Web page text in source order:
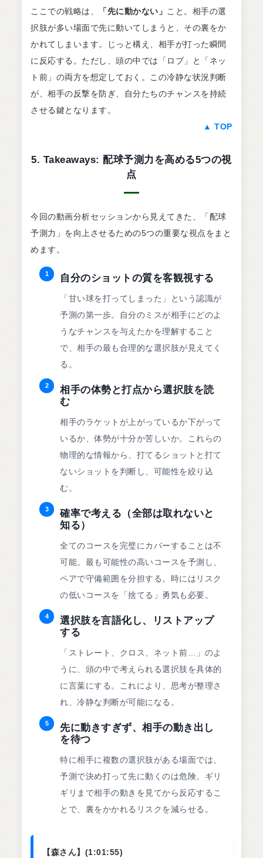
ここでの戦略は、 「先に動かない」 こと。相手の選
択肢が多い場面で先に動いてしまうと、その裏をか
かれてしまいます。じっと構え、相手が打った瞬間
に反応する。ただし、頭の中では「ロブ」と「ネッ
ト前」の両方を想定しておく。この冷静な状況判断
が、相手の反撃を防ぎ、自分たちのチャンスを持続
させる鍵となります。
▲ TOP
5. Takeaways: 配球予測力を高める5つの視
点
今回の動画分析セッションから見えてきた、「配球
予測力」を向上させるための5つの重要な視点をまと
めます。
1 自分のショットの質を客観視する
「甘い球を打ってしまった」という認識が
予測の第一歩。自分のミスが相手にどのよ
うなチャンスを与えたかを理解すること
で、相手の最も合理的な選択肢が見えてく
る。
2
相手の体勢と打点から選択肢を読
む
相手のラケットが上がっているか下がって
いるか、体勢が十分か苦しいか。これらの
物理的な情報から、打てるショットと打て
ないショットを判断し、可能性を絞り込
む。
3
確率で考える（全部は取れないと
知る）
全てのコースを完璧にカバーすることは不
可能。最も可能性の高いコースを予測し、
ペアで守備範囲を分担する。時にはリスク
の低いコースを「捨てる」勇気も必要。
4
選択肢を言語化し、リストアップ
する
「ストレート、クロス、ネット前…」のよ
うに、頭の中で考えられる選択肢を具体的
に言葉にする。これにより、思考が整理さ
れ、冷静な判断が可能になる。
5
先に動きすぎず、相手の動き出し
を待つ
特に相手に複数の選択肢がある場面では、
予測で決め打って先に動くのは危険。ギリ
ギリまで相手の動きを見てから反応するこ
とで、裏をかかれるリスクを減らせる。
【森さん】(1:01:55)